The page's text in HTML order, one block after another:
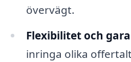
övervägt.
Flexibilitet och
inringa olika